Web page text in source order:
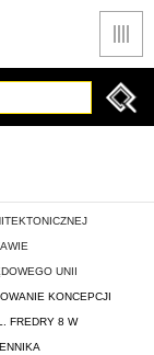
UNII
KONCEPCJI
FREDRY 8 W